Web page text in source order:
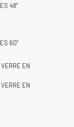
48"
60"
EN
EN